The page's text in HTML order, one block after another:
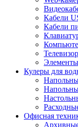
Кабели
Кабели
Кулеры для
Офисная